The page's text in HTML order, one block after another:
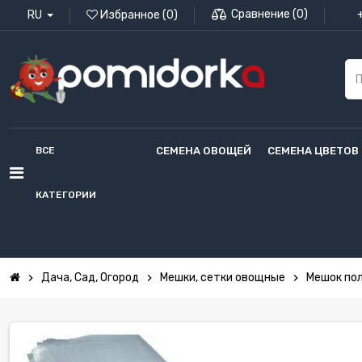
RU Избранное (0) Сравнение (0)
ВСЕ
КАТЕГОРИИ
СЕМЕНА ОВОЩЕЙ СЕМЕНА ЦВЕТОВ
chevron_right Дача, Сад, Огород chevron_right Мешки, сетки овощные chevron_right Мешок